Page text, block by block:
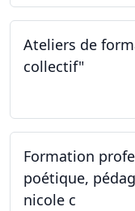
Ateliers de
collectif"
Formation
poétique,
nicole c